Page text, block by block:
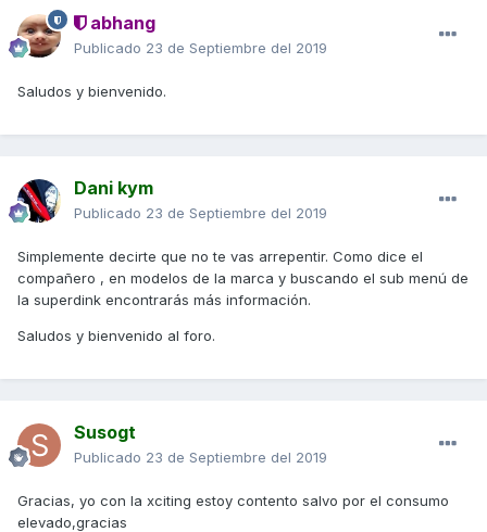
abhang
Publicado 23 de Septiembre del 2019
Saludos y bienvenido.
Dani kym
Publicado 23 de Septiembre del 2019
Simplemente decirte que no te vas arrepentir. Como dice el
compañero , en modelos de la marca y buscando el sub menú de
la superdink encontrarás más información.
Saludos y bienvenido al foro.
Susogt
Publicado 23 de Septiembre del 2019
Gracias, yo con la xciting estoy contento salvo por el consumo
elevado,gracias